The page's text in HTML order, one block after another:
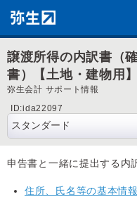
譲渡所得の内訳書（
書）【土地・建物用
弥生会計 サポート情報
ID:ida22097
申告書と一緒に提出する内
住所、氏名等の基本情報